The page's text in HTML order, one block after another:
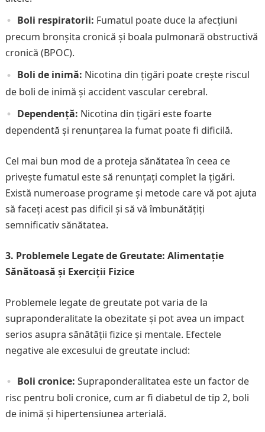
Boli respiratorii: Fumatul poate duce la afecțiuni
precum bronșita cronică și boala pulmonară obstructivă
cronică (BPOC).
Boli de inimă: Nicotina din țigări poate crește riscul
de boli de inimă și accident vascular cerebral.
Dependență: Nicotina din țigări este foarte
dependentă și renunțarea la fumat poate fi dificilă.
Cel mai bun mod de a proteja sănătatea în ceea ce
privește fumatul este să renunțați complet la țigări.
Există numeroase programe și metode care vă pot ajuta
să faceți acest pas dificil și să vă îmbunătățiți
semnificativ sănătatea.
3. Problemele Legate de Greutate: Alimentație
Sănătoasă și Exerciții Fizice
Problemele legate de greutate pot varia de la
supraponderalitate la obezitate și pot avea un impact
serios asupra sănătății fizice și mentale. Efectele
negative ale excesului de greutate includ:
Boli cronice: Supraponderalitatea este un factor de
risc pentru boli cronice, cum ar fi diabetul de tip 2, boli
de inimă și hipertensiunea arterială.